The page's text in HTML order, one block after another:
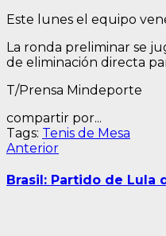
Este lunes el equipo
La ronda preliminar se
de eliminación directa
T/Prensa Mindeporte
compartir por...
Tags: Tenis de Mesa
Navegación
de
AnteriorEntrada
Brasil: Partido de